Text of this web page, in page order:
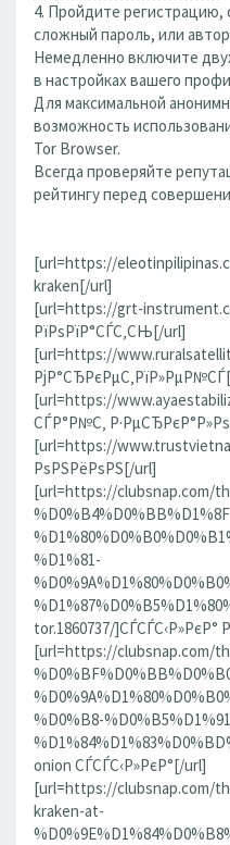
4. Пройдите регистрацию,
сложный пароль, или
Немедленно включите
в настройках вашего
Для максимальной
возможность
Tor Browser.
Всегда проверяйте
рейтингу перед
[url=https://
kraken[/url]
[url=https://grt-
РїРѕРїР°СЃС‚СЊ[/url]
[url=https://
[url=https://
СЃР°Р№С‚
[url=https://
РѕРЅРёРѕРЅ[/url]
[url=https://clubsnap.com/
%D1%81-
tor.1860737/
[url=https://clubsnap.com/
%D0%B8-
onion СЃСЃС‹Р»РєР°[/url]
[url=https://clubsnap.com/
kraken-at-